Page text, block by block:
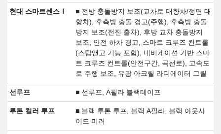
현대 스마트센스Ⅰ
■ 전방 충돌방지 보조(교차로 대향차/정면 대
향차), 후측방 충돌 경고(주행), 후측방 충돌
방지 보조(전진 출차), 후방 교차 충돌방지
보조, 안전 하차 경고, 스마트 크루즈 컨트롤
(스탑앤고 기능 포함), 내비게이션 기반 스마
트 크루즈 컨트롤(안전구간, 곡선로), 고속도
로 주행 보조, 유광 아크릴 라디에이터 그릴
선루프 ■ 선루프, A필라 블랙테이프
투톤 컬러 루프
■ 블랙 투톤 루프, 블랙 A필라, 블랙 아웃사
이드 미러